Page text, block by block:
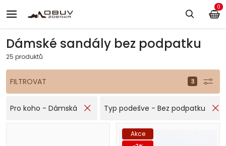
Dámské sandály bez podpatku
25 produktů
FILTROVAT
Pro koho - Dámská Typ podešve - Bez podpatku
Akce
0